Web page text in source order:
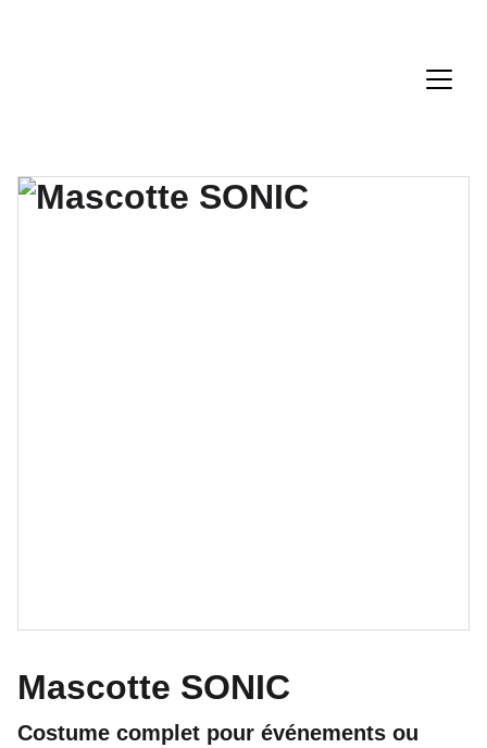
Mascotte SONIC
Costume complet pour événements ou